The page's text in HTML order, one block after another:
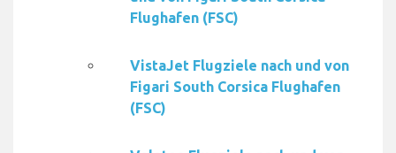
Flughafen (FSC)
VistaJet Flugziele nach und von
Figari South Corsica Flughafen
(FSC)